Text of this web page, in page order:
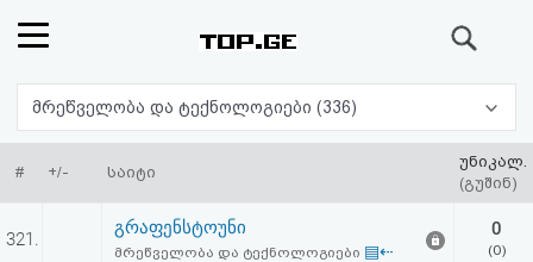
რეიტინგი
(მთავარი)
ფოსტა
მრეწველობა და ტექნოლოგიები (336)
# +/- საიტი
უნიკალ.
(გუშინ)
321.
გრაფენსტოუნი
მრეწველობა და ტექნოლოგიები ▤⇠
0
(0)